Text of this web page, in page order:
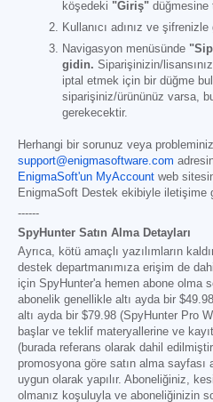
köşedeki "Giriş" düğmesine
Kullanıcı adınız ve şifrenizle
Navigasyon menüsünde
gidin. Siparişinizin/
iptal etmek için bir düğme
siparişiniz/ürününüz varsa,
gerekecektir.
Herhangi bir sorunuz veya
support@enigmasoftware.com
EnigmaSoft'un MyAccount web
EnigmaSoft Destek ekibiyle iletişime
------
SpyHunter Satın Alma Detayları
Ayrıca, kötü amaçlı yazılımların
destek departmanımıza erişim de
için SpyHunter'a hemen abone olma
abonelik genellikle altı ayda bir $49.98
altı ayda bir $79.98 (SpyHunter Pro
başlar ve teklif materyallerine ve
(burada referans olarak dahil
promosyona göre satın alma sayfası
uygun olarak yapılır. Aboneliğiniz,
olmanız koşuluyla ve aboneliğinizin